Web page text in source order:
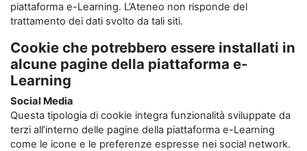
piattaforma e-Learning. L’Ateneo non risponde del
trattamento dei dati svolto da tali siti.
Cookie che potrebbero essere installati in
alcune pagine della piattaforma e-
Learning
Social Media
Questa tipologia di cookie integra funzionalità sviluppate da
terzi all’interno delle pagine della piattaforma e-Learning
come le icone e le preferenze espresse nei social network.